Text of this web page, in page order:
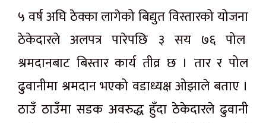
५ वर्ष अघि ठेक्का लागेको बिद्युत विस्तारको योजना
ठेकेदारले अलपत्र पारेपछि ३ सय ७६ पोल
श्रमदानबाट बिस्तार कार्य तीव्र छ । तार र पोल
ढुवानीमा श्रमदान भएको वडाध्यक्ष ओझाले बताए ।
ठाउँ ठाउँमा सडक अवरुद्ध हुँदा ठेकेदारले ढुवानी